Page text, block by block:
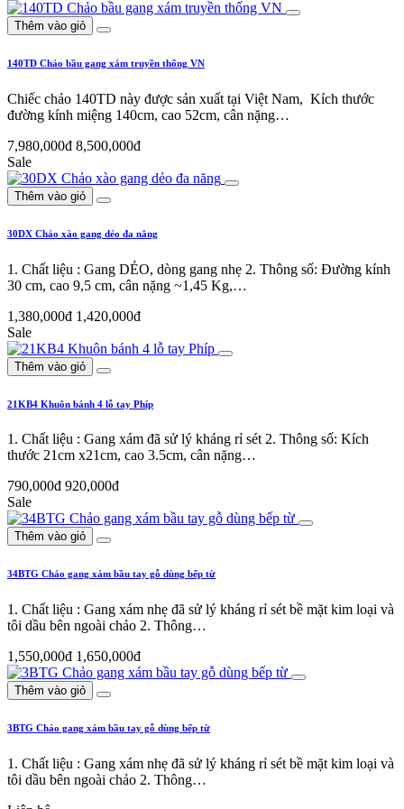
Thêm vào giỏ
140TD Chảo bầu gang xám truyền thống VN
Chiếc chảo 140TD này được sản xuất tại Việt Nam, Kích thước
đường kính miệng 140cm, cao 52cm, cân nặng…
7,980,000đ 8,500,000đ
Sale
Thêm vào giỏ
30DX Chảo xào gang dẻo đa năng
1. Chất liệu : Gang DẺO, dòng gang nhẹ 2. Thông số: Đường kính
30 cm, cao 9,5 cm, cân nặng ~1,45 Kg,…
1,380,000đ 1,420,000đ
Sale
Thêm vào giỏ
21KB4 Khuôn bánh 4 lỗ tay Phíp
1. Chất liệu : Gang xám đã sử lý kháng rỉ sét 2. Thông số: Kích
thước 21cm x21cm, cao 3.5cm, cân nặng…
790,000đ 920,000đ
Sale
Thêm vào giỏ
34BTG Chảo gang xám bầu tay gỗ dùng bếp từ
1. Chất liệu : Gang xám nhẹ đã sử lý kháng rỉ sét bề mặt kim loại và
tôi dầu bên ngoài chảo 2. Thông…
1,550,000đ 1,650,000đ
Thêm vào giỏ
3BTG Chảo gang xám bầu tay gỗ dùng bếp từ
1. Chất liệu : Gang xám nhẹ đã sử lý kháng rỉ sét bề mặt kim loại và
tôi dầu bên ngoài chảo 2. Thông…